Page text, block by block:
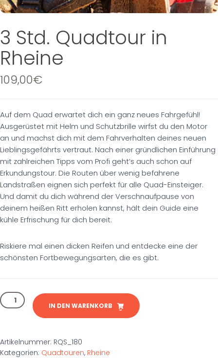
3 Std. Quadtour in
Rheine
109,00€
Auf dem Quad erwartet dich ein ganz neues Fahrgefühl!
Ausgerüstet mit Helm und Schutzbrille wirfst du den Motor
an und machst dich mit dem Fahrverhalten deines neuen
Lieblingsgefährts vertraut. Nach einer gründlichen Einführung
mit zahlreichen Tipps vom Profi geht’s auch schon auf
Erkundungstour. Die Routen über wenig befahrene
Landstraßen eignen sich perfekt für alle Quad-Einsteiger.
Und damit du dich während der Verschnaufpause von
deinem heißen Ritt erholen kannst, hält dein Guide eine
kühle Erfrischung für dich bereit.
Riskiere mal einen dicken Reifen und entdecke eine der
schönsten Fortbewegungsarten, die es gibt.
3
Std.
Quadtour
Menge
IN DEN WARENKORB
Artikelnummer: RQS_180
Kategorien: Quadtouren, Rheine